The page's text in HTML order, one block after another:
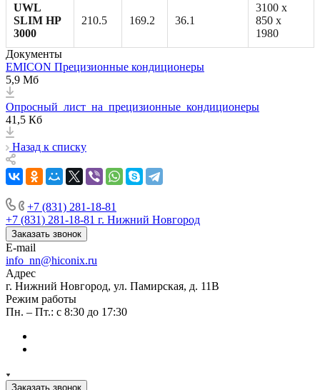
UWL
SLIM HP
3000
210.5 169.2 36.1
3100 x
850 x
1980
Документы
EMICON Прецизионные кондиционеры
5,9 Мб
Опросный_лист_на_прецизионные_кондиционеры
41,5 Кб
Назад к списку
+7 (831) 281-18-81
+7 (831) 281-18-81 г. Нижний Новгород
Заказать звонок
E-mail
info_nn@hiconix.ru
Адрес
г. Нижний Новгород, ул. Памирская, д. 11В
Режим работы
Пн. – Пт.: с 8:30 до 17:30
Заказать звонок